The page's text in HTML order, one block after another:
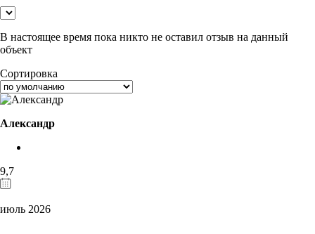
В настоящее время пока никто не оставил отзыв на данный
объект
Сортировка
Александр
9,7
июль 2026